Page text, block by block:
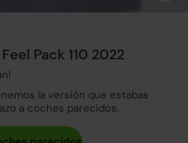
Pack 110 2022
la versión que estabas
a coches parecidos.